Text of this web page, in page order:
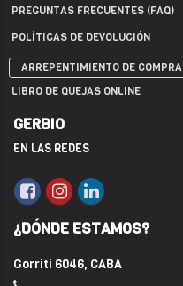
PREGUNTAS FRECUENTES (FAQ)
POLÍTICAS DE DEVOLUCIÓN
ARREPENTIMIENTO DE COMPRA
LIBRO DE QUEJAS ONLINE
GERBIO
EN LAS REDES
¿DÓNDE ESTAMOS?
Gorriti 6046, CABA